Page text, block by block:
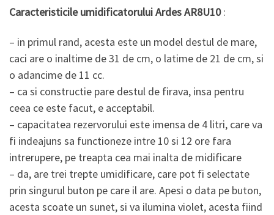
Caracteristicile umidificatorului Ardes AR8U10:
– in primul rand, acesta este un model destul de mare,
caci are o inaltime de 31 de cm, o latime de 21 de cm, si
o adancime de 11 cc.
– ca si constructie pare destul de firava, insa pentru
ceea ce este facut, e acceptabil.
– capacitatea rezervorului este imensa de 4 litri, care va
fi indeajuns sa functioneze intre 10 si 12 ore fara
intrerupere, pe treapta cea mai inalta de midificare
– da, are trei trepte umidificare, care pot fi selectate
prin singurul buton pe care il are. Apesi o data pe buton,
acesta scoate un sunet, si va ilumina violet, acesta fiind